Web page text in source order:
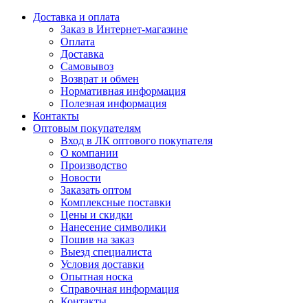
Доставка и оплата
Заказ в Интернет-магазине
Оплата
Доставка
Самовывоз
Возврат и обмен
Нормативная информация
Полезная информация
Контакты
Оптовым покупателям
Вход в ЛК оптового покупателя
О компании
Производство
Новости
Заказать оптом
Комплексные поставки
Цены и скидки
Нанесение символики
Пошив на заказ
Выезд специалиста
Условия доставки
Опытная носка
Справочная информация